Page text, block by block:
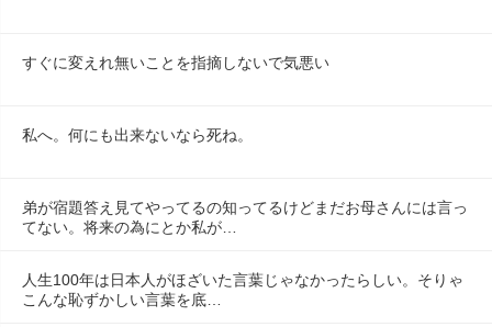
すぐに変えれ無いことを指摘しないで気悪い
私へ。何にも出来ないなら死ね。
弟が宿題答え見てやってるの知ってるけどまだお母さんには言っ
てない。将来の為にとか私が…
人生100年は日本人がほざいた言葉じゃなかったらしい。そりゃ
こんな恥ずかしい言葉を底…